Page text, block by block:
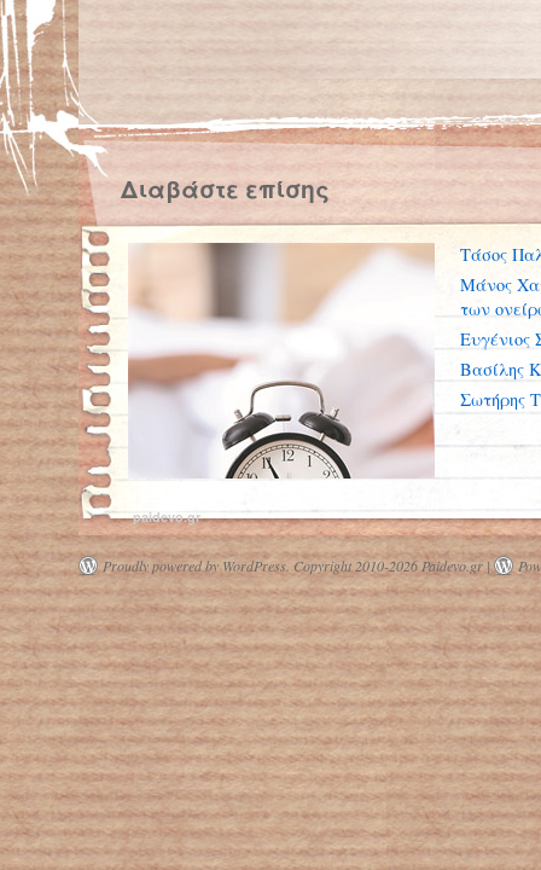
Διαβάστε επίσης
Νερό πριν από τον ύπνο: Καλή ή κακή
συνήθεια;
Τάσος
Μάνος
των
Ευγένιος
Βασίλης
Σωτήρης
paidevo.gr
Proudly powered by WordPress. Copyright 2010-2026 Paidevo.gr |